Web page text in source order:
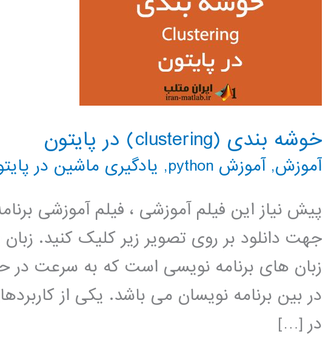
خوشه بندی (clustering) در پایتون
آموزش,آموزش python , یادگیری ماشین در
پیش نیاز این فیلم آموزشی ، فیلم آموزشی
جهت دانلود بر روی تصویر زیر کلیک کنید. زبان
زبان های برنامه نویسی است که به سرعت در
در بین برنامه نویسان می باشد. یکی از
در […]